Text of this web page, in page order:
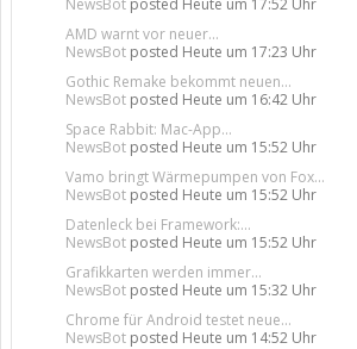
NewsBot posted Heute um 17:52 Uhr
AMD warnt vor neuer...
NewsBot posted Heute um 17:23 Uhr
Gothic Remake bekommt neuen...
NewsBot posted Heute um 16:42 Uhr
Space Rabbit: Mac-App...
NewsBot posted Heute um 15:52 Uhr
Vamo bringt Wärmepumpen von Fox...
NewsBot posted Heute um 15:52 Uhr
Datenleck bei Framework:...
NewsBot posted Heute um 15:52 Uhr
Grafikkarten werden immer...
NewsBot posted Heute um 15:32 Uhr
Chrome für Android testet neue...
NewsBot posted Heute um 14:52 Uhr